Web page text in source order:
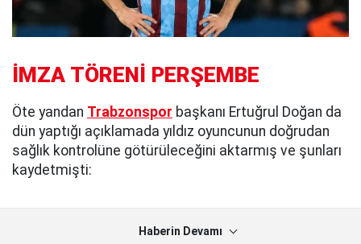
İMZA TÖRENİ PERŞEMBE
Öte yandan Trabzonspor başkanı Ertuğrul Doğan da
dün yaptığı açıklamada yıldız oyuncunun doğrudan
sağlık kontrolüne götürüleceğini aktarmış ve şunları
kaydetmişti:
Haberin Devamı